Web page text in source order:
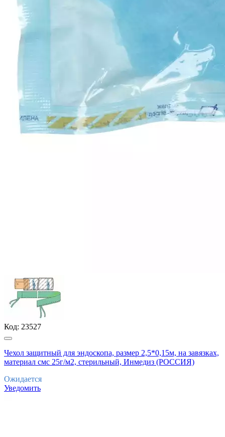
Код: 23527
Чехол защитный для эндоскопа, размер 2,5*0,15м, на завязках,
материал смс 25г/м2, стерильный, Инмедиз (РОССИЯ)
Ожидается
Уведомить